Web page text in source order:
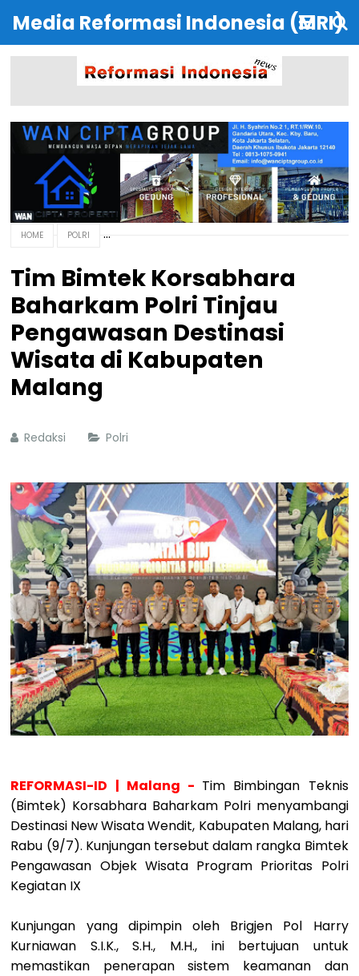
Media Reformasi Indonesia (MRI)
HOME POLRI
Tim Bimtek Korsabhara
Baharkam Polri Tinjau
Pengawasan Destinasi
Wisata di Kabupaten
Malang
Redaksi Polri
REFORMASI-ID | Malang - Tim Bimbingan Teknis
(Bimtek) Korsabhara Baharkam Polri menyambangi
Destinasi New Wisata Wendit, Kabupaten Malang, hari
Rabu (9/7). Kunjungan tersebut dalam rangka Bimtek
Pengawasan Objek Wisata Program Prioritas Polri
Kegiatan IX
Kunjungan yang dipimpin oleh Brigjen Pol Harry
Kurniawan S.I.K., S.H., M.H., ini bertujuan untuk
memastikan penerapan sistem keamanan dan